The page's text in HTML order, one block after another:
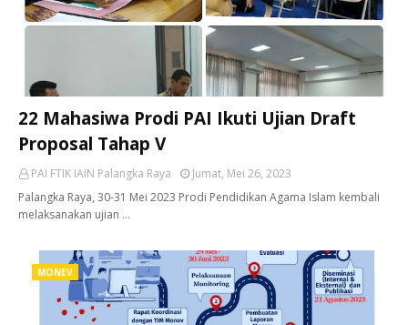
22 Mahasiwa Prodi PAI Ikuti Ujian Draft
Proposal Tahap V
PAI FTIK IAIN Palangka Raya
Jumat, Mei 26, 2023
Palangka Raya, 30-31 Mei 2023 Prodi Pendidikan Agama Islam kembali
melaksanakan ujian …
MONEV